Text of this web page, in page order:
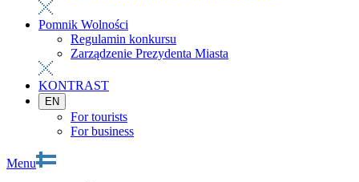
Pomnik Wolności
Regulamin konkursu
Zarządzenie Prezydenta Miasta
KONTRAST
EN
For tourists
For business
Menu